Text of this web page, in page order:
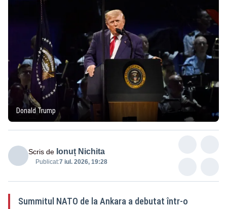
Donald Trump
Scris de Ionuț Nichita
Publicat:7 iul. 2026, 19:28
Summitul NATO de la Ankara a debutat într-o